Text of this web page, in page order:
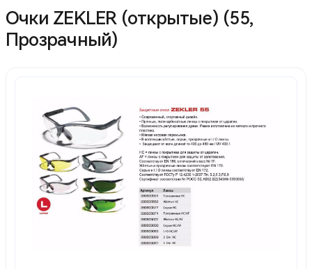
Очки ZEKLER (открытые) (55,
Прозрачный)